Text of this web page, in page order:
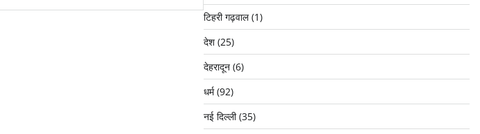
टिहरी गढ़वाल(1)
देश(25)
देहरादून(6)
धर्म(92)
नई दिल्ली(35)